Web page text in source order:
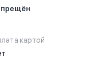
картой